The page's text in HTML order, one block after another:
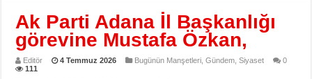
Ak Parti Adana İl Başkanlığı
görevine Mustafa Özkan,
Editör 4 Temmuz 2026 Bugünün Manşetleri ,Gündem ,Siyaset
0
111